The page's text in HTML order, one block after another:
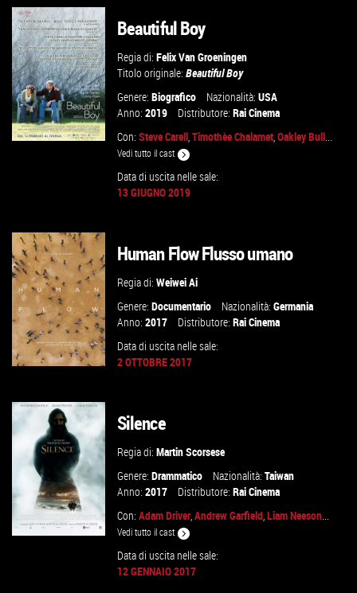
VAI ALLA SCHEDA
VAI ALLA SCHEDA
Beautiful Boy
Regia di:Felix Van Groeningen
Titolo originale:Beautiful Boy
Genere:Biografico Nazionalità:USA
Anno:2019 Distributore:Rai Cinema
Con:Steve Carell,Timothèe Chalamet,Oakley Bull...
Vedi tutto il cast
Data di uscita nelle sale:
13 GIUGNO 2019
GUARDA IL TRAILER
VAI ALLA SCHEDA
Human Flow Flusso umano
Regia di:Weiwei Ai
Genere:Documentario Nazionalità:Germania
Anno:2017 Distributore:Rai Cinema
Data di uscita nelle sale:
2 OTTOBRE 2017
Silence
Regia di:Martin Scorsese
Genere:Drammatico Nazionalità:Taiwan
Anno:2017 Distributore:Rai Cinema
Con:Adam Driver,Andrew Garfield,Liam Neeson...
Vedi tutto il cast
Data di uscita nelle sale:
12 GENNAIO 2017